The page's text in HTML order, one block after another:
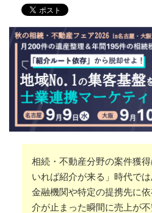
相続・不動産分野の案件獲
いれば紹介が来る」時代では
金融機関や特定の提携先に
介が止まった瞬間に売上が